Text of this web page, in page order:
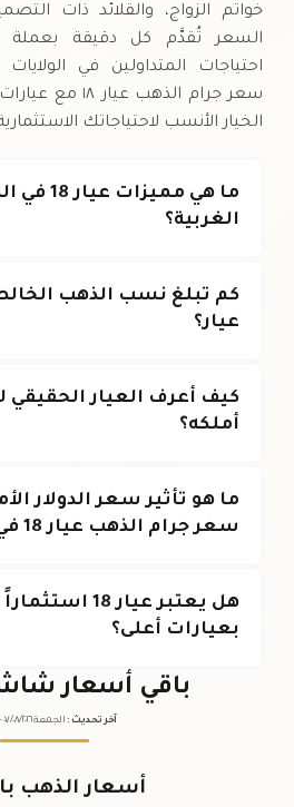
خواتم الزواج، والقلائد ذات
السعر تُقدَّم كل دقيقة بعملة
احتياجات المتداولين في
الخيار الأنسب لاحتياجاتك
ما هي
الغربية؟
كم تبلغ نسب الذهب
عيار؟
كيف أعرف العيار الحقيقي
أملكه؟
ما هو تأثير سعر الدولار
سعر جرام الذهب عيار 18 في أمريكا؟
هل يعتبر عيار 18
بعيارات أعلى؟
باقي أسعار
آخر تحديث : الجمعة ٠٧ /٠٨/٢٠٢٦ -
أسعار الذهب